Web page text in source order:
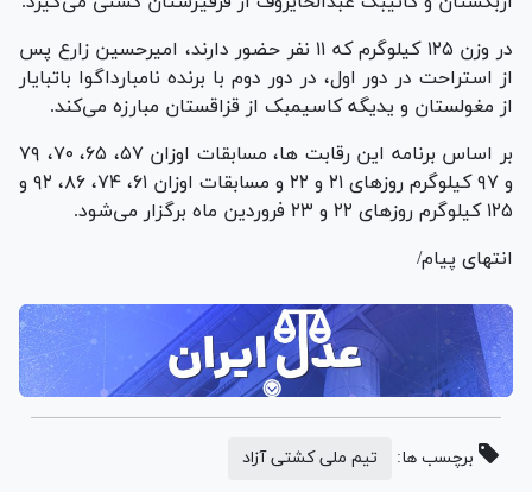
در وزن ۱۲۵ کیلوگرم که ۱۱ نفر حضور دارند، امیرحسین زارع پس
از استراحت در دور اول، در دور دوم با برنده نامبارداگوا باتبایار
از مغولستان و یدیگه کاسیمبک از قزاقستان مبارزه می‌کند.
بر اساس برنامه این رقابت ها، مسابقات اوزان ۵۷، ۶۵، ۷۰، ۷۹
و ۹۷ کیلوگرم روز‌های ۲۱ و ۲۲ و مسابقات اوزان ۶۱، ۷۴، ۸۶، ۹۲ و
۱۲۵ کیلوگرم روز‌های ۲۲ و ۲۳ فروردین ماه برگزار می‌شود.
انتهای پیام/
برچسب ها: تیم ملی کشتی آزاد